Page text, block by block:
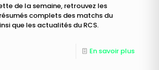
de la semaine, retrouvez les
complets des matchs du
que les actualités du RCS.
En savoir plus